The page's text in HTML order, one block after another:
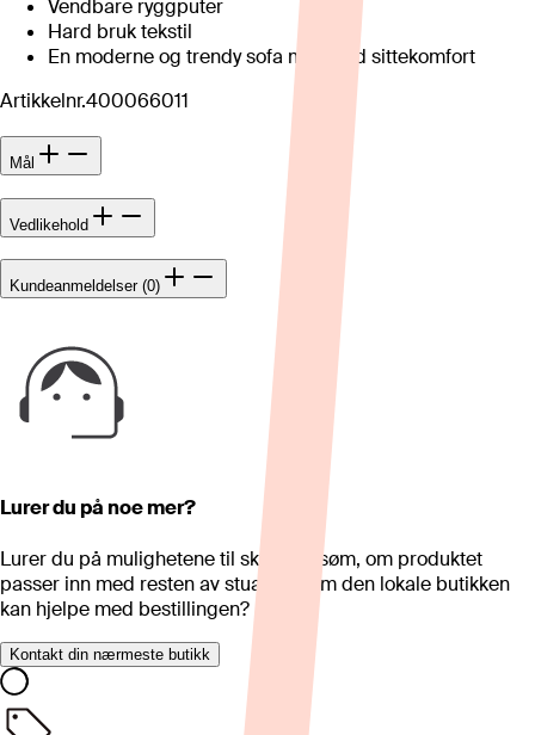
Vendbare ryggputer
Hard bruk tekstil
En moderne og trendy sofa med god sittekomfort
Artikkelnr.400066011
Mål
Vedlikehold
Kundeanmeldelser (0)
Lurer du på noe mer?
Lurer du på mulighetene til skreddersøm, om produktet
passer inn med resten av stua eller om den lokale butikken
kan hjelpe med bestillingen?
Kontakt din nærmeste butikk